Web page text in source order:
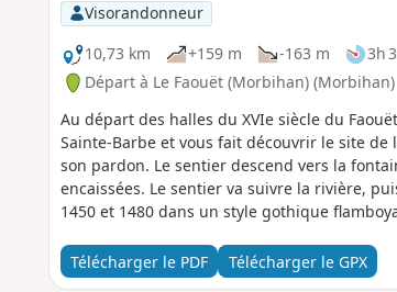
Visorandonneur
10,73 km
+159 m -163 m 3h
Départ à Le Faouët (Morbihan) (Morbihan)
Au départ des halles du XVIe siècle du
Sainte-Barbe et vous fait découvrir le site de
son pardon. Le sentier descend vers la
encaissées. Le sentier va suivre la rivière,
1450 et 1480 dans un style gothique
Télécharger le PDF
Télécharger le GPX